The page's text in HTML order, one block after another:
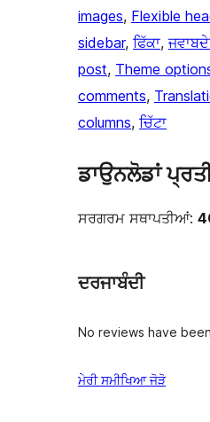
images, Flexible
sidebar, ਫਿੱਕਾ,
post, Theme
comments,
columns, ਚਿੱਟਾ
ਡਾਉਨਲੋਡਾਂ
ਸਰਗਰਮ ਸਥਾਪਤੀਆਂ:
ਦਰਜਾਬੰਦੀ
No reviews have
ਮੇਰੀ ਸਮੀਖਿਆ ਜੋੜੋ